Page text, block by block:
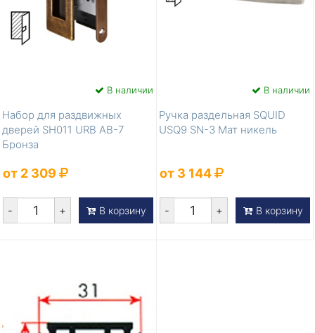
В наличии
Набор для раздвижных
дверей SH011 URB АВ-7
Бронза
от 2 309
- + В корзину
В наличии
Ручка раздельная SQUID
USQ9 SN-3 Мат никель
от 3 144
- + В корзину